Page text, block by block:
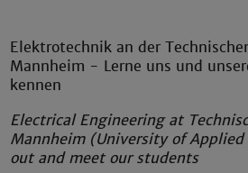
Elektrotechnik an der
Mannheim - Lerne uns und
kennen
Electrical Engineering at
Mannheim (University of
out and meet our students